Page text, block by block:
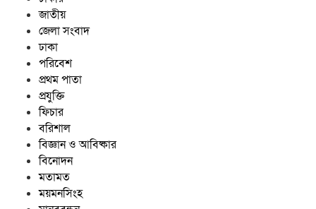
জাতীয়
জেলা সংবাদ
ঢাকা
পরিবেশ
প্রথম পাতা
প্রযুক্তি
ফিচার
বরিশাল
বিজ্ঞান ও আবিষ্কার
বিনোদন
মতামত
ময়মনসিংহ